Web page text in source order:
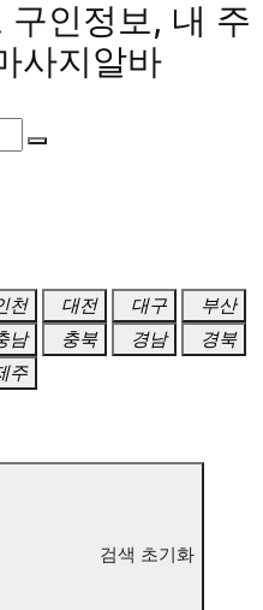
구인정보, 내 주
사지알바
천 대전 대구
부산
남 충북 경남
경북
주
검색 초기화